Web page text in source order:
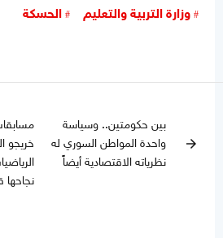
وزارة التربية والتعليم الحسكة
arrow_forward
بين حكومتين.. وسياسة
واحدة المواطن السوري له
نظرياته الاقتصادية أيضاً
خريجو
نجاحها